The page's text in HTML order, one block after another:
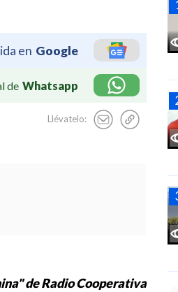
en Google
de Whatsapp
Llévatelo:
de Radio Cooperativa